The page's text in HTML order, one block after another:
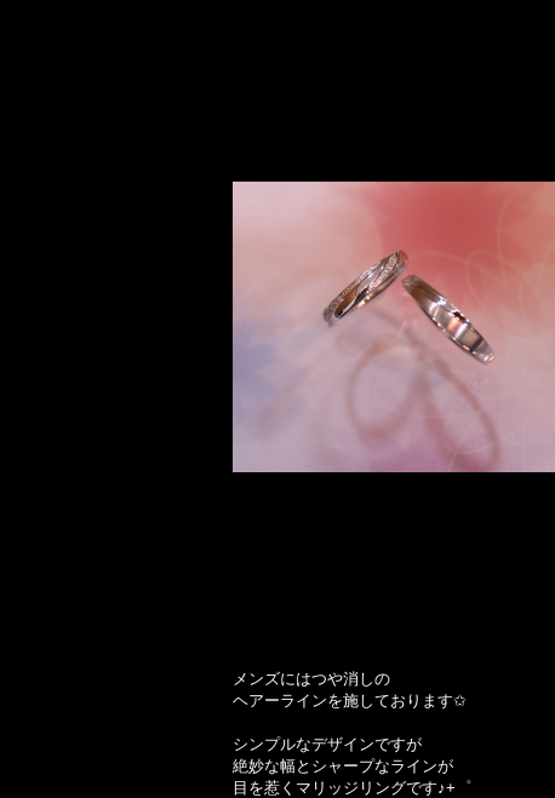
メンズにはつや消しの
ヘアーラインを施しております✩
シンプルなデザインですが
絶妙な幅とシャープなラインが
目を惹くマリッジリングです♪+゜